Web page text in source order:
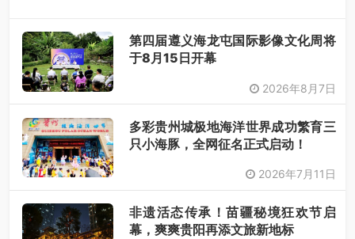
第四届遵义海龙屯国际影像文化周将
于8月15日开幕
2026年8月7日
多彩贵州城极地海洋世界成功繁育三
只小海豚，全网征名正式启动！
2026年7月11日
非遗活态传承！苗疆秘境狂欢节启
幕，爽爽贵阳再添文旅新地标